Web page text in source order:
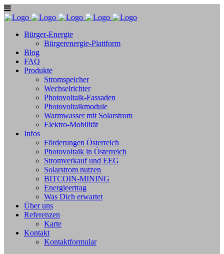
Bürger-Energie
Bürgerenergie-Plattform
Blog
FAQ
Produkte
Stromspeicher
Wechselrichter
Photovoltaik-Fassaden
Photovoltaikmodule
Warmwasser mit Solarstrom
Elektro-Mobilität
Infos
Förderungen Österreich
Photovoltaik in Österreich
Stromverkauf und EEG
Solarstrom nutzen
BITCOIN-MINING
Energieertrag
Was Dich erwartet
Über uns
Referenzen
Karte
Kontakt
Kontaktformular